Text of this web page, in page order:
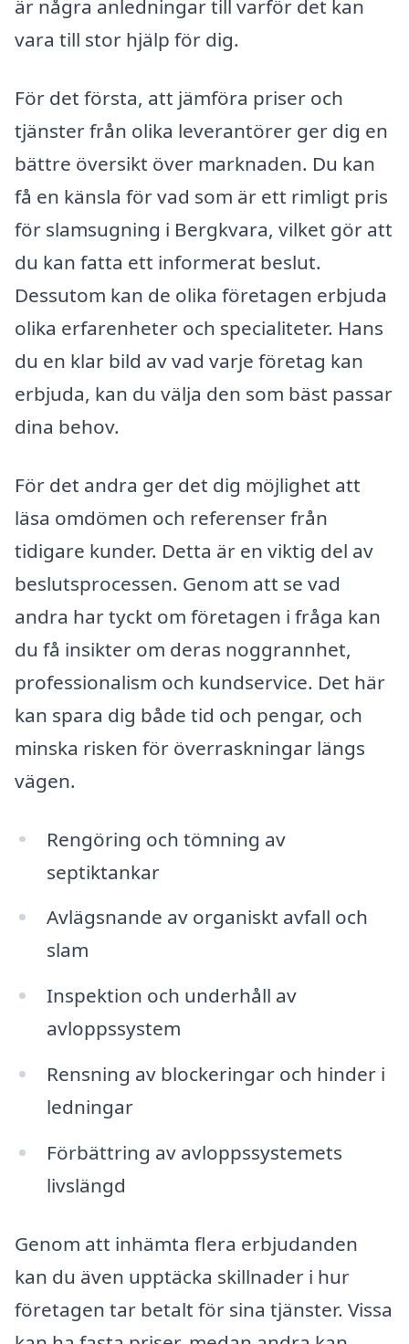
är några anledningar till varför det kan
vara till stor hjälp för dig.
För det första, att jämföra priser och
tjänster från olika leverantörer ger dig en
bättre översikt över marknaden. Du kan
få en känsla för vad som är ett rimligt pris
för slamsugning i Bergkvara, vilket gör att
du kan fatta ett informerat beslut.
Dessutom kan de olika företagen erbjuda
olika erfarenheter och specialiteter. Hans
du en klar bild av vad varje företag kan
erbjuda, kan du välja den som bäst passar
dina behov.
För det andra ger det dig möjlighet att
läsa omdömen och referenser från
tidigare kunder. Detta är en viktig del av
beslutsprocessen. Genom att se vad
andra har tyckt om företagen i fråga kan
du få insikter om deras noggrannhet,
professionalism och kundservice. Det här
kan spara dig både tid och pengar, och
minska risken för överraskningar längs
vägen.
Rengöring och tömning av
septiktankar
Avlägsnande av organiskt avfall och
slam
Inspektion och underhåll av
avloppssystem
Rensning av blockeringar och hinder i
ledningar
Förbättring av avloppssystemets
livslängd
Genom att inhämta flera erbjudanden
kan du även upptäcka skillnader i hur
företagen tar betalt för sina tjänster. Vissa